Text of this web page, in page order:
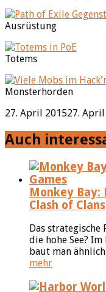
Ausrüstung
Totems
Monsterhorden
27. April 201527.
Auch
Monkey Bay:
Clash of Clans
Das
die hohe See?
baut man
mehr